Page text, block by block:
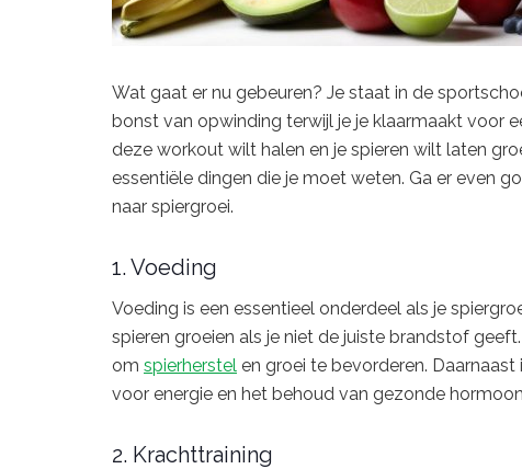
Wat gaat er nu gebeuren? Je staat in de
bonst van opwinding terwijl je je klaarmaakt voor
deze workout wilt halen en je spieren wilt laten
essentiële dingen die je moet weten. Ga er even
naar spiergroei.
1. Voeding
Voeding is een essentieel onderdeel als je
spieren groeien als je niet de juiste brandstof
om spierherstel en groei te bevorderen.
voor energie en het behoud van gezonde
2. Krachttraining